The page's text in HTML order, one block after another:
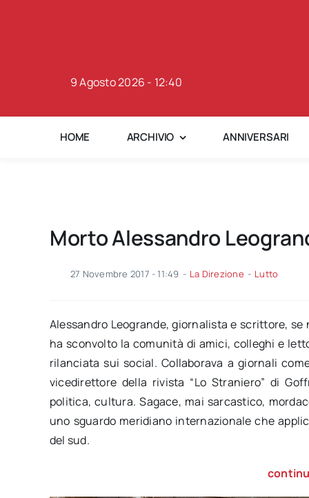
9 Agosto 2026 - 12:40
HOME ARCHIVIO ANNIVERSARI
Morto Alessandro
27 Novembre 2017 - 11:49 - La Direzione - Lutto
Alessandro Leogrande, giornalista e scrittore,
ha sconvolto la comunità di amici, colleghi e
rilanciata sui social. Collaborava a giornali
vicedirettore della rivista “Lo Straniero” di
politica, cultura. Sagace, mai sarcastico,
uno sguardo meridiano internazionale che
del sud.